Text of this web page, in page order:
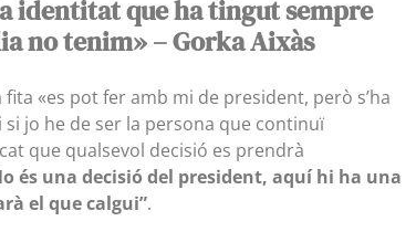
identitat que ha tingut sempre
no tenim» – Gorka Aixàs
«es pot fer amb mi de president, però s’ha
jo he de ser la persona que continuï
que qualsevol decisió es prendrà
és una decisió del president, aquí hi ha una
el que calgui”.